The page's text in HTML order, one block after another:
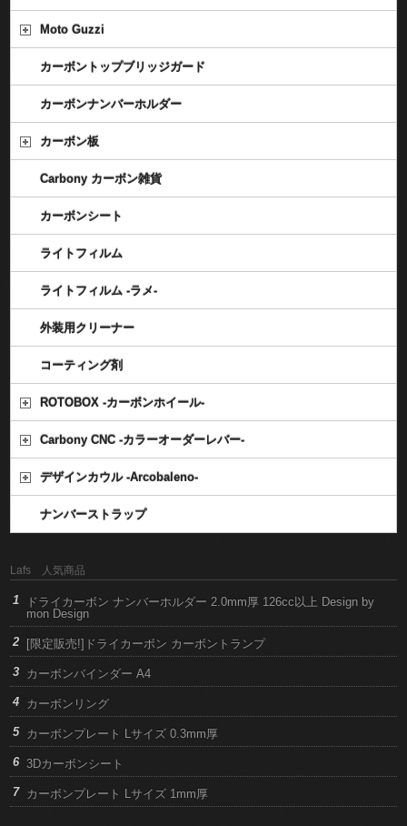
Moto Guzzi
カーボントップブリッジガード
カーボンナンバーホルダー
カーボン板
Carbony カーボン雑貨
カーボンシート
ライトフィルム
ライトフィルム -ラメ-
外装用クリーナー
コーティング剤
ROTOBOX -カーボンホイール-
Carbony CNC -カラーオーダーレバー-
デザインカウル -Arcobaleno-
ナンバーストラップ
Lafs 人気商品
ドライカーボン ナンバーホルダー 2.0mm厚 126cc以上 Design by
mon Design
[限定販売!]ドライカーボン カーボントランプ
カーボンバインダー A4
カーボンリング
カーボンプレート Lサイズ 0.3mm厚
3Dカーボンシート
カーボンプレート Lサイズ 1mm厚